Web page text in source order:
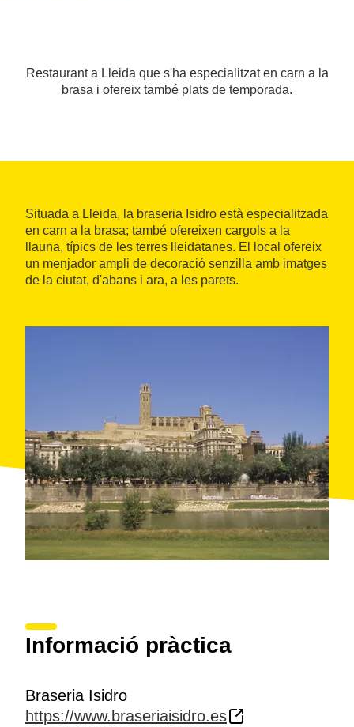
Restaurant a Lleida que s'ha especialitzat en carn a la
brasa i ofereix també plats de temporada.
Situada a Lleida, la braseria Isidro està especialitzada
en carn a la brasa; també ofereixen cargols a la
llauna, típics de les terres lleidatanes. El local ofereix
un menjador ampli de decoració senzilla amb imatges
de la ciutat, d'abans i ara, a les parets.
Informació pràctica
Braseria Isidro
https://www.braseriaisidro.es